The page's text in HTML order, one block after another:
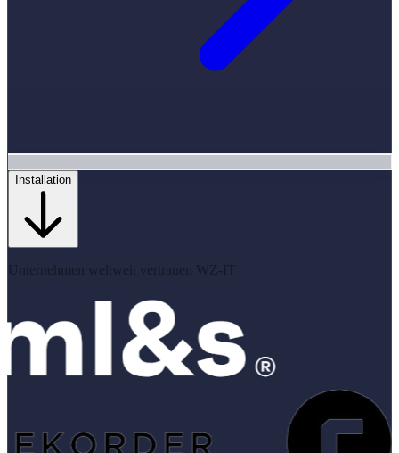
Installation
Unternehmen weltweit vertrauen WZ-IT